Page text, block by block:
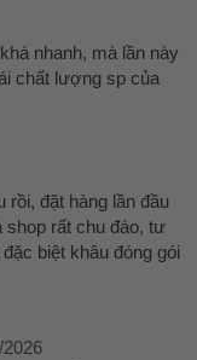
nhanh, mà lần này
chất lượng sp của
rồi, đặt hàng lần đầu
shop rất chu đáo, tư
biệt khâu đóng gói
2026